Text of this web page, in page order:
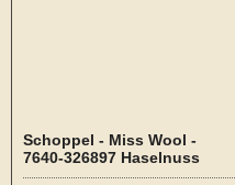
Schoppel - Miss Wool -
7640-326897 Haselnuss